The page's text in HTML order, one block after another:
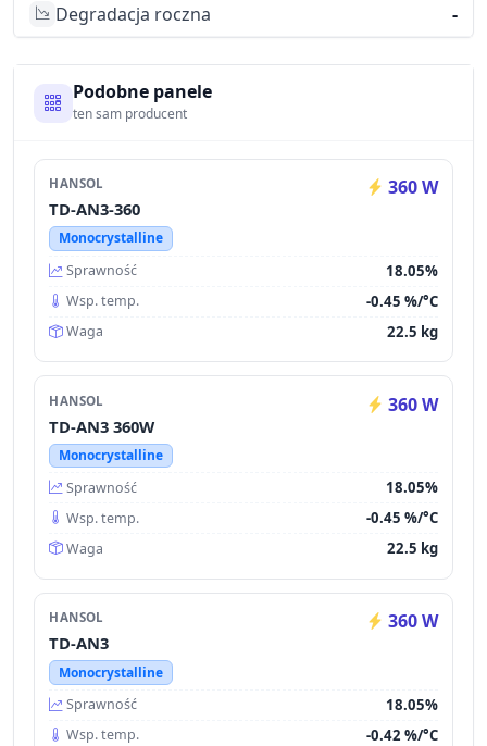
Degradacja roczna
-
Podobne panele
ten sam producent
HANSOL 360 W
TD-AN3-360
Monocrystalline
Sprawność
18.05%
Wsp. temp. -0.45 %/°C
Waga 22.5 kg
HANSOL 360 W
TD-AN3 360W
Monocrystalline
Sprawność
18.05%
Wsp. temp. -0.45 %/°C
Waga 22.5 kg
HANSOL 360 W
TD-AN3
Monocrystalline
Sprawność
18.05%
Wsp. temp. -0.42 %/°C